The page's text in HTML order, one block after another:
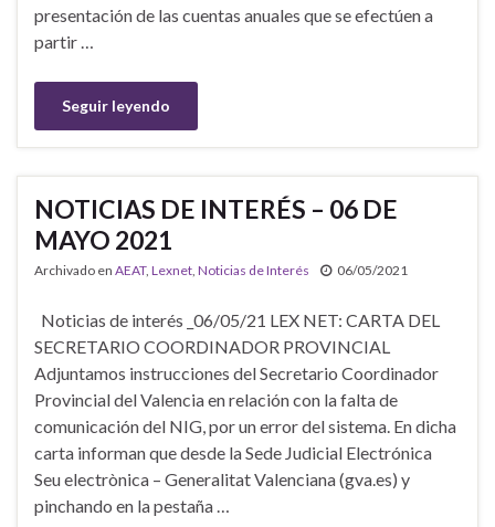
presentación de las cuentas anuales que se efectúen a
partir …
Seguir leyendo
NOTICIAS DE INTERÉS – 06 DE
MAYO 2021
Archivado en AEAT, Lexnet Noticias de Interés 06/05/2021
Noticias de interés _06/05/21 LEX NET: CARTA DEL
SECRETARIO COORDINADOR PROVINCIAL
Adjuntamos instrucciones del Secretario Coordinador
Provincial del Valencia en relación con la falta de
comunicación del NIG, por un error del sistema. En dicha
carta informan que desde la Sede Judicial Electrónica
Seu electrònica – Generalitat Valenciana (gva.es) y
pinchando en la pestaña …